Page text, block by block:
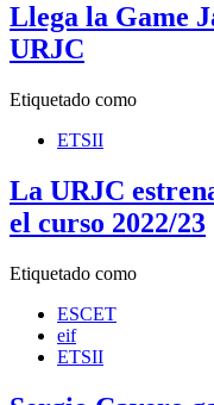
Llega la Game
URJC
Etiquetado como
ETSII
La URJC
el curso 2022/23
Etiquetado como
ESCET
eif
ETSII